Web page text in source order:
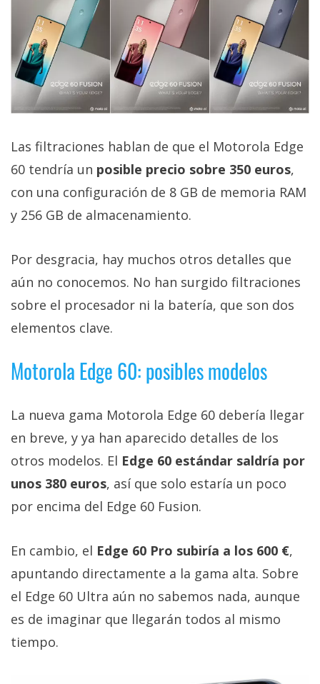
Las filtraciones hablan de que el Motorola Edge
60 tendría un posible precio sobre 350 euros,
con una configuración de 8 GB de memoria RAM
y 256 GB de almacenamiento.
Por desgracia, hay muchos otros detalles que
aún no conocemos. No han surgido filtraciones
sobre el procesador ni la batería, que son dos
elementos clave.
Motorola Edge 60: posibles modelos
La nueva gama Motorola Edge 60 debería llegar
en breve, y ya han aparecido detalles de los
otros modelos. El Edge 60 estándar saldría por
unos 380 euros, así que solo estaría un poco
por encima del Edge 60 Fusion.
En cambio, el Edge 60 Pro subiría a los 600 €,
apuntando directamente a la gama alta. Sobre
el Edge 60 Ultra aún no sabemos nada, aunque
es de imaginar que llegarán todos al mismo
tiempo.